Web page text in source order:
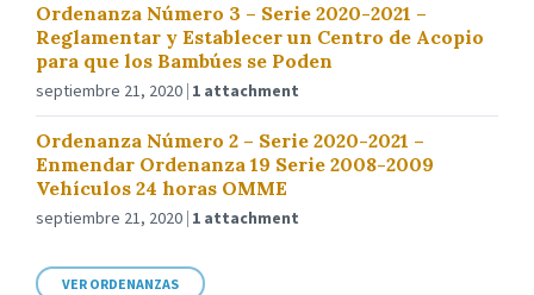
Ordenanza Número 3 – Serie 2020-2021 –
Reglamentar y Establecer un Centro de Acopio
para que los Bambúes se Poden
septiembre 21, 2020 1 attachment
Ordenanza Número 2 – Serie 2020-2021 –
Enmendar Ordenanza 19 Serie 2008-2009
Vehículos 24 horas OMME
septiembre 21, 2020 1 attachment
VER ORDENANZAS